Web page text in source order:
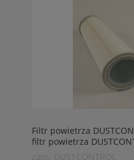
Filtr powietrza
filtr powietrza